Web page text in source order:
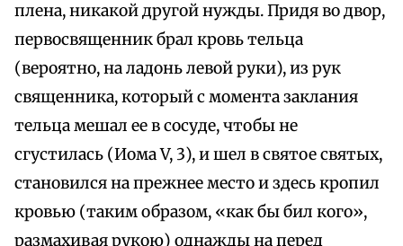
плена, никакой другой нужды. Придя во двор,
первосвященник брал кровь тельца
(вероятно, на ладонь левой руки), из рук
священника, который с момента заклания
тельца мешал ее в сосуде, чтобы не
сгустилась (Иома V, 3), и шел в святое святых,
становился на прежнее место и здесь кропил
кровью (таким образом, «как бы бил кого»,
размахивая рукою) однажды на перед